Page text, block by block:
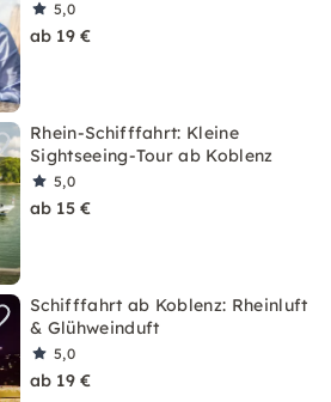
5,0
ab 19 €
Rhein-Schifffahrt: Kleine
Sightseeing-Tour ab Koblenz
5,0
ab 15 €
Schifffahrt ab Koblenz: Rheinluft
& Glühweinduft
5,0
ab 19 €